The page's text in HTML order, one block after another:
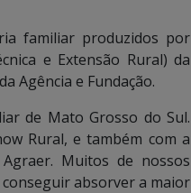
familiar produzidos por
e Extensão Rural) da
Agência e Fundação.
de Mato Grosso do Sul.
Rural, e também com a
Muitos de nossos
absorver a maior